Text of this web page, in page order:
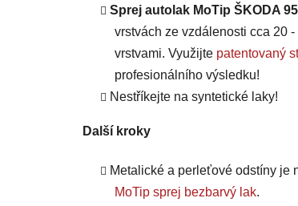
Sprej autolak MoTip ŠKODA
vrstvách ze vzdálenosti cca 20
vrstvami. Využijte patentovaný
profesionálního výsledku!
Nestříkejte na syntetické laky!
Další kroky
Metalické a perleťové odstíny je
MoTip sprej bezbarvý lak.